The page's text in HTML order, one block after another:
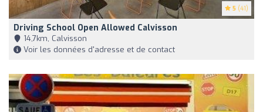
5 (41)
Driving School Open Allowed Calvisson
14,7km, Calvisson
Voir les données d'adresse et de contact